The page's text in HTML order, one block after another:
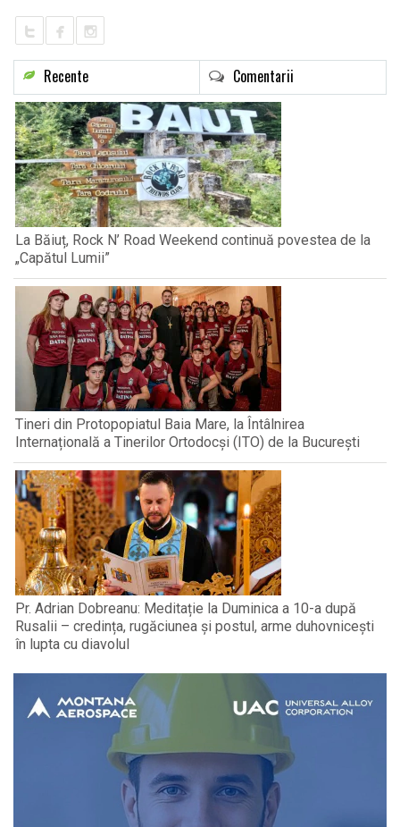
Recente Comentarii
La Băiuț, Rock N’ Road Weekend continuă povestea de la
„Capătul Lumii”
Tineri din Protopopiatul Baia Mare, la Întâlnirea
Internațională a Tinerilor Ortodocși (ITO) de la București
Pr. Adrian Dobreanu: Meditație la Duminica a 10-a după
Rusalii – credința, rugăciunea și postul, arme duhovnicești
în lupta cu diavolul